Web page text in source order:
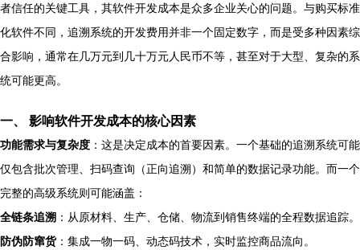
者信任的关键工具，其软件开发成本是众多企业关心的问题。与购买标准
化软件不同，追溯系统的开发费用并非一个固定数字，而是受多种因素综
合影响，通常在几万元到几十万元人民币不等，甚至对于大型、复杂的系
统可能更高。
一、 影响软件开发成本的核心因素
功能需求与复杂度 ：这是决定成本的首要因素。一个基础的追溯系统可能
仅包含批次管理、扫码查询（正向追溯）和简单的数据记录功能。而一个
完整的高级系统则可能涵盖：
全链条追溯 ：从原材料、生产、仓储、物流到销售终端的全程数据追踪。
防伪防窜货：集成一物一码、动态码技术，实时监控商品流向。